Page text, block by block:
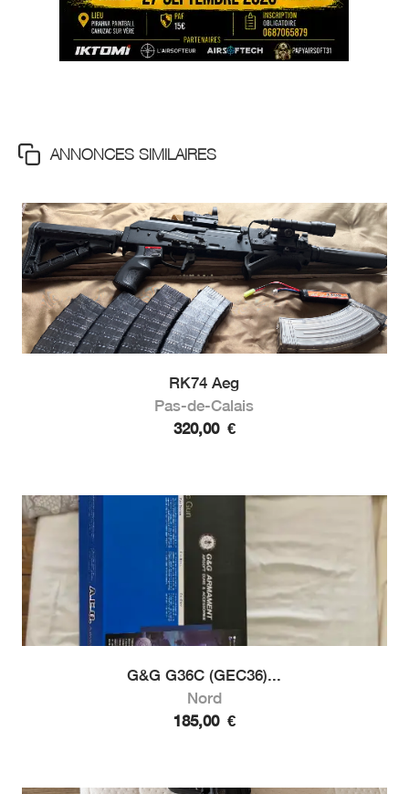
ANNONCES SIMILAIRES
RK74 Aeg
Pas-de-Calais
320,00 €
G&G G36C (GEC36)...
Nord
185,00 €